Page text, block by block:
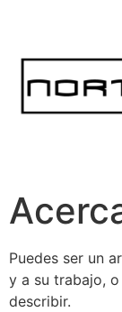
Puedes ser un
y a su trabajo,
describir.